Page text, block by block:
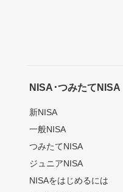
NISA･つみたてNISA
新NISA
一般NISA
つみたてNISA
ジュニアNISA
NISAをはじめるには